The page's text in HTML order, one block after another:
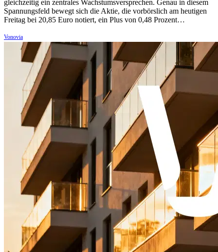
gleichzeitig ein zentrales Wachstumsversprechen. Genau in diesem
Spannungsfeld bewegt sich die Aktie, die vorbörslich am heutigen
Freitag bei 20,85 Euro notiert, ein Plus von 0,48 Prozent…
Vonovia